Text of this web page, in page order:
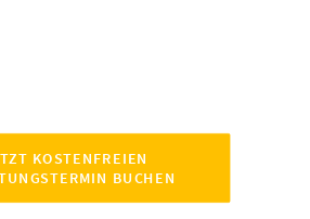
KOSTENFREIEN
BUCHEN